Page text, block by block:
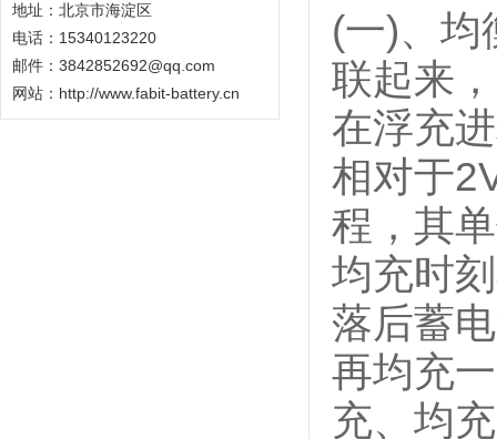
地址：北京市海淀区
电话：15340123220
邮件：3842852692@qq.com
网站： http://www.fabit-battery.cn
(一)、均
联起来
在浮充
相对于
程，其
均充时
落后蓄
再均充
充、均